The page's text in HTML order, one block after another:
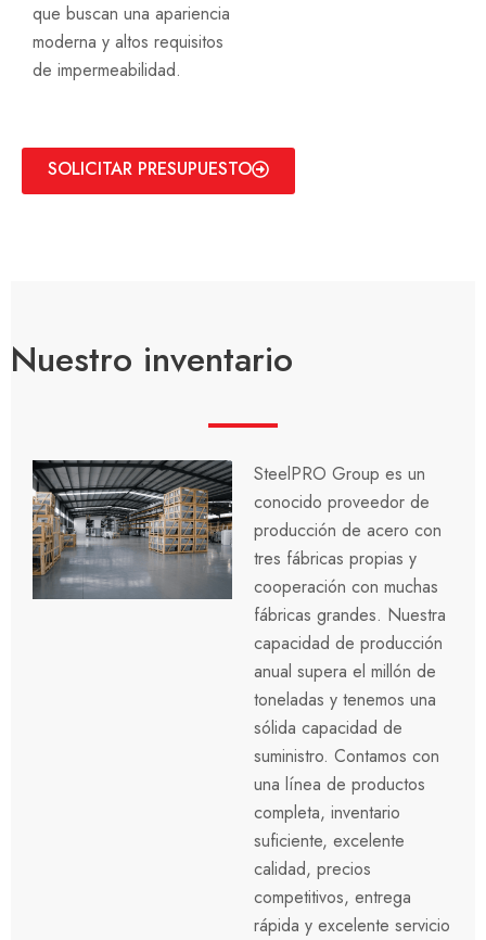
que buscan una apariencia
moderna y altos requisitos
de impermeabilidad.
SOLICITAR PRESUPUESTO
Nuestro inventario
SteelPRO Group es un
conocido proveedor de
producción de acero con
tres fábricas propias y
cooperación con muchas
fábricas grandes. Nuestra
capacidad de producción
anual supera el millón de
toneladas y tenemos una
sólida capacidad de
suministro. Contamos con
una línea de productos
completa, inventario
suficiente, excelente
calidad, precios
competitivos, entrega
rápida y excelente servicio